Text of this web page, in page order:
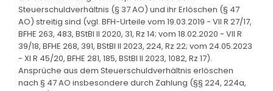
Steuerschuldverhältnis (§ 37 AO) und ihr Erlöschen (§ 47
AO) streitig sind (vgl. BFH-Urteile vom 19.03.2019 - VII R 27/17,
BFHE 263, 483, BStBl II 2020, 31, Rz 14; vom 18.02.2020 - VII R
39/18, BFHE 268, 391, BStBl II 2023, 224, Rz 22; vom 24.05.2023
- XI R 45/20, BFHE 281, 185, BStBl II 2023, 1082, Rz 17).
Ansprüche aus dem Steuerschuldverhältnis erlöschen
nach § 47 AO insbesondere durch Zahlung (§§ 224, 224a,